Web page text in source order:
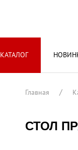
КАТАЛОГ
Главная
СТОЛ